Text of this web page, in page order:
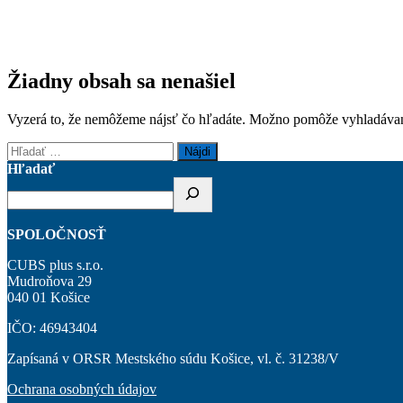
Žiadny obsah sa nenašiel
Vyzerá to, že nemôžeme nájsť čo hľadáte. Možno pomôže
Hľadať:
Hľadať
SPOLOČNOSŤ
CUBS plus s.r.o.
Mudroňova 29
040 01 Košice
IČO: 46943404
Zapísaná v ORSR Mestského súdu Košice, vl. č. 31238/V
Ochrana osobných údajov